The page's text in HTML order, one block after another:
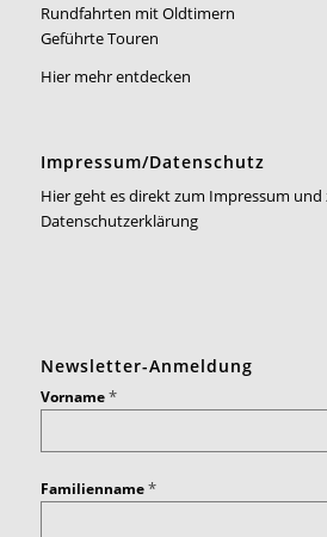
Rundfahrten mit Oldtimern
Geführte Touren
Hier mehr entdecken
Impressum/Datenschutz
Hier geht es direkt zum Impressum und
Datenschutzerklärung
Newsletter-Anmeldung
Vorname*
Familienname*